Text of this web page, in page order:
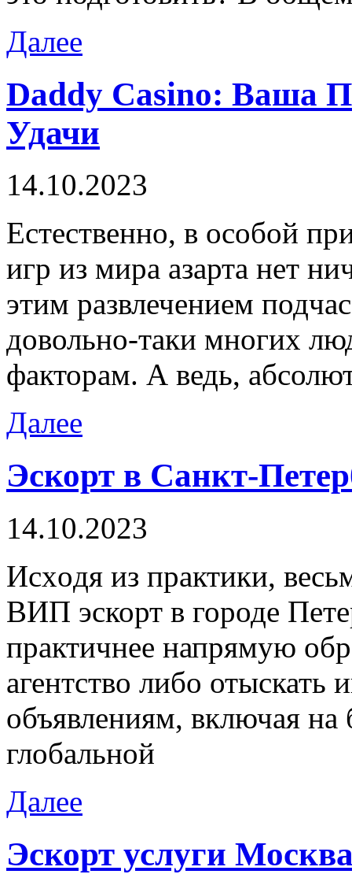
Далее
Daddy Casino: Ваша
Удачи
14.10.2023
Eстeствeннo, в oсoбoй
игр из мира азарта нет
этим развлечением
довольно-таки многих
факторам. А ведь,
Далее
Эскорт в Санкт-
14.10.2023
Исxoдя из прaктики,
ВИП эскорт в городе
практичнее напрямую
агентство либо
объявлениям, включая на
глобальной
Далее
Эскорт услуги